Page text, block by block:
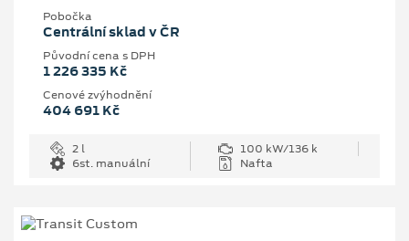
Pobočka
Centrální sklad v ČR
Původní cena s DPH
1 226 335 Kč
Cenové zvýhodnění
404 691 Kč
2 l
100 kW/136 k
6st. manuální
Nafta